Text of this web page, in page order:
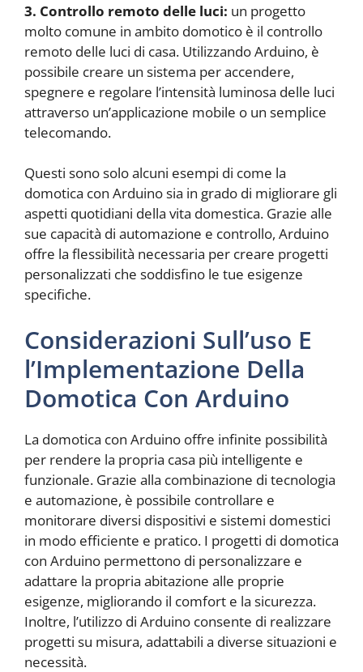
3. Controllo remoto delle luci: un progetto
molto comune in ambito domotico è il controllo
remoto delle luci di casa. Utilizzando Arduino, è
possibile creare un sistema per accendere,
spegnere e regolare l’intensità luminosa delle luci
attraverso un’applicazione mobile o un semplice
telecomando.
Questi sono solo alcuni esempi di come la
domotica con Arduino sia in grado di migliorare gli
aspetti quotidiani della vita domestica. Grazie alle
sue capacità di automazione e controllo, Arduino
offre la flessibilità necessaria per creare progetti
personalizzati che soddisfino le tue esigenze
specifiche.
Considerazioni Sull’uso E
l’Implementazione Della
Domotica Con Arduino
La domotica con Arduino offre infinite possibilità
per rendere la propria casa più intelligente e
funzionale. Grazie alla combinazione di tecnologia
e automazione, è possibile controllare e
monitorare diversi dispositivi e sistemi domestici
in modo efficiente e pratico. I progetti di domotica
con Arduino permettono di personalizzare e
adattare la propria abitazione alle proprie
esigenze, migliorando il comfort e la sicurezza.
Inoltre, l’utilizzo di Arduino consente di realizzare
progetti su misura, adattabili a diverse situazioni e
necessità.